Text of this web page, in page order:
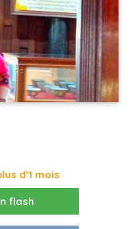
d'1 mois
flash